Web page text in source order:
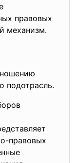
правовых
механизм.
подотрасль.
правовых